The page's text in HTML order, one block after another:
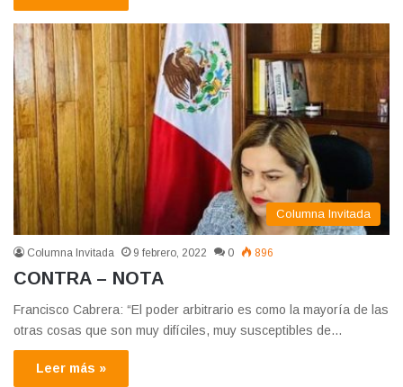
Columna Invitada
Columna Invitada 9 febrero, 2022 0 896
CONTRA – NOTA
Francisco Cabrera: “El poder arbitrario es como la mayoría de las
otras cosas que son muy difíciles, muy susceptibles de…
Leer más »